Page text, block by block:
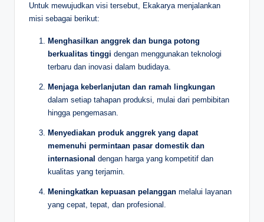
Untuk mewujudkan visi tersebut, Ekakarya menjalankan
misi sebagai berikut:
Menghasilkan anggrek dan bunga potong
berkualitas tinggi dengan menggunakan teknologi
terbaru dan inovasi dalam budidaya.
Menjaga keberlanjutan dan ramah lingkungan
dalam setiap tahapan produksi, mulai dari pembibitan
hingga pengemasan.
Menyediakan produk anggrek yang dapat
memenuhi permintaan pasar domestik dan
internasional dengan harga yang kompetitif dan
kualitas yang terjamin.
Meningkatkan kepuasan pelanggan melalui layanan
yang cepat, tepat, dan profesional.